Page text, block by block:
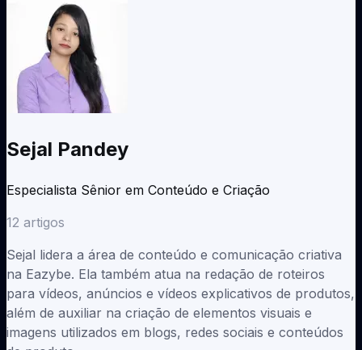
Sejal Pandey
Especialista Sênior em Conteúdo e Criação
12 artigos
Sejal lidera a área de conteúdo e comunicação criativa
na Eazybe. Ela também atua na redação de roteiros
para vídeos, anúncios e vídeos explicativos de produtos,
além de auxiliar na criação de elementos visuais e
imagens utilizados em blogs, redes sociais e conteúdos